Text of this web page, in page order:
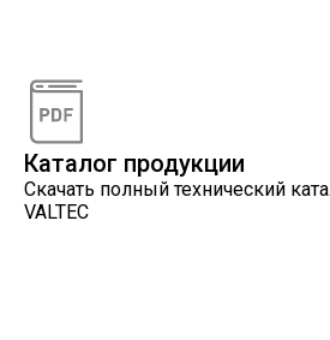
Каталог продукции
Скачать полный технический
VALTEC